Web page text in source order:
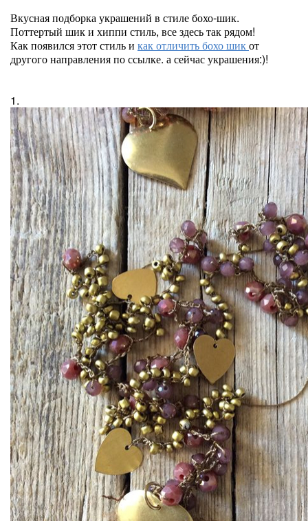
Вкусная подборка украшений в стиле бохо-шик.
Поттертый шик и хиппи стиль, все здесь так рядом!
Как появился этот стиль и как отличить бохо шикот
другого направления по ссылке. а сейчас украшения:)!
1.